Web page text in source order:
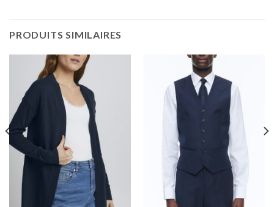
PRODUITS SIMILAIRES